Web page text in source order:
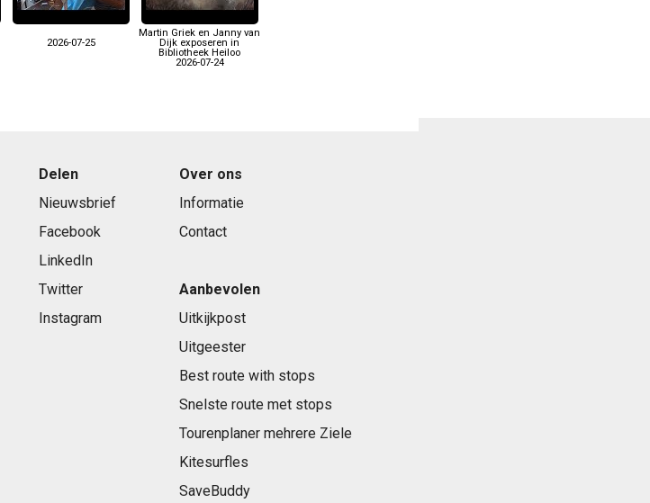
2026-07-25
Martin Griek en Janny van
Dijk exposeren in
Bibliotheek Heiloo
2026-07-24
Delen
Nieuwsbrief
Facebook
LinkedIn
Twitter
Instagram
Over ons
Informatie
Contact
Aanbevolen
Uitkijkpost
Uitgeester
Best route with stops
Snelste route met stops
Tourenplaner mehrere Ziele
Kitesurfles
SaveBuddy